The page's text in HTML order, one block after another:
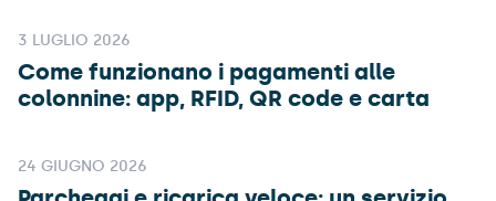
3 LUGLIO 2026
Come funzionano i pagamenti alle
colonnine: app, RFID, QR code e carta
24 GIUGNO 2026